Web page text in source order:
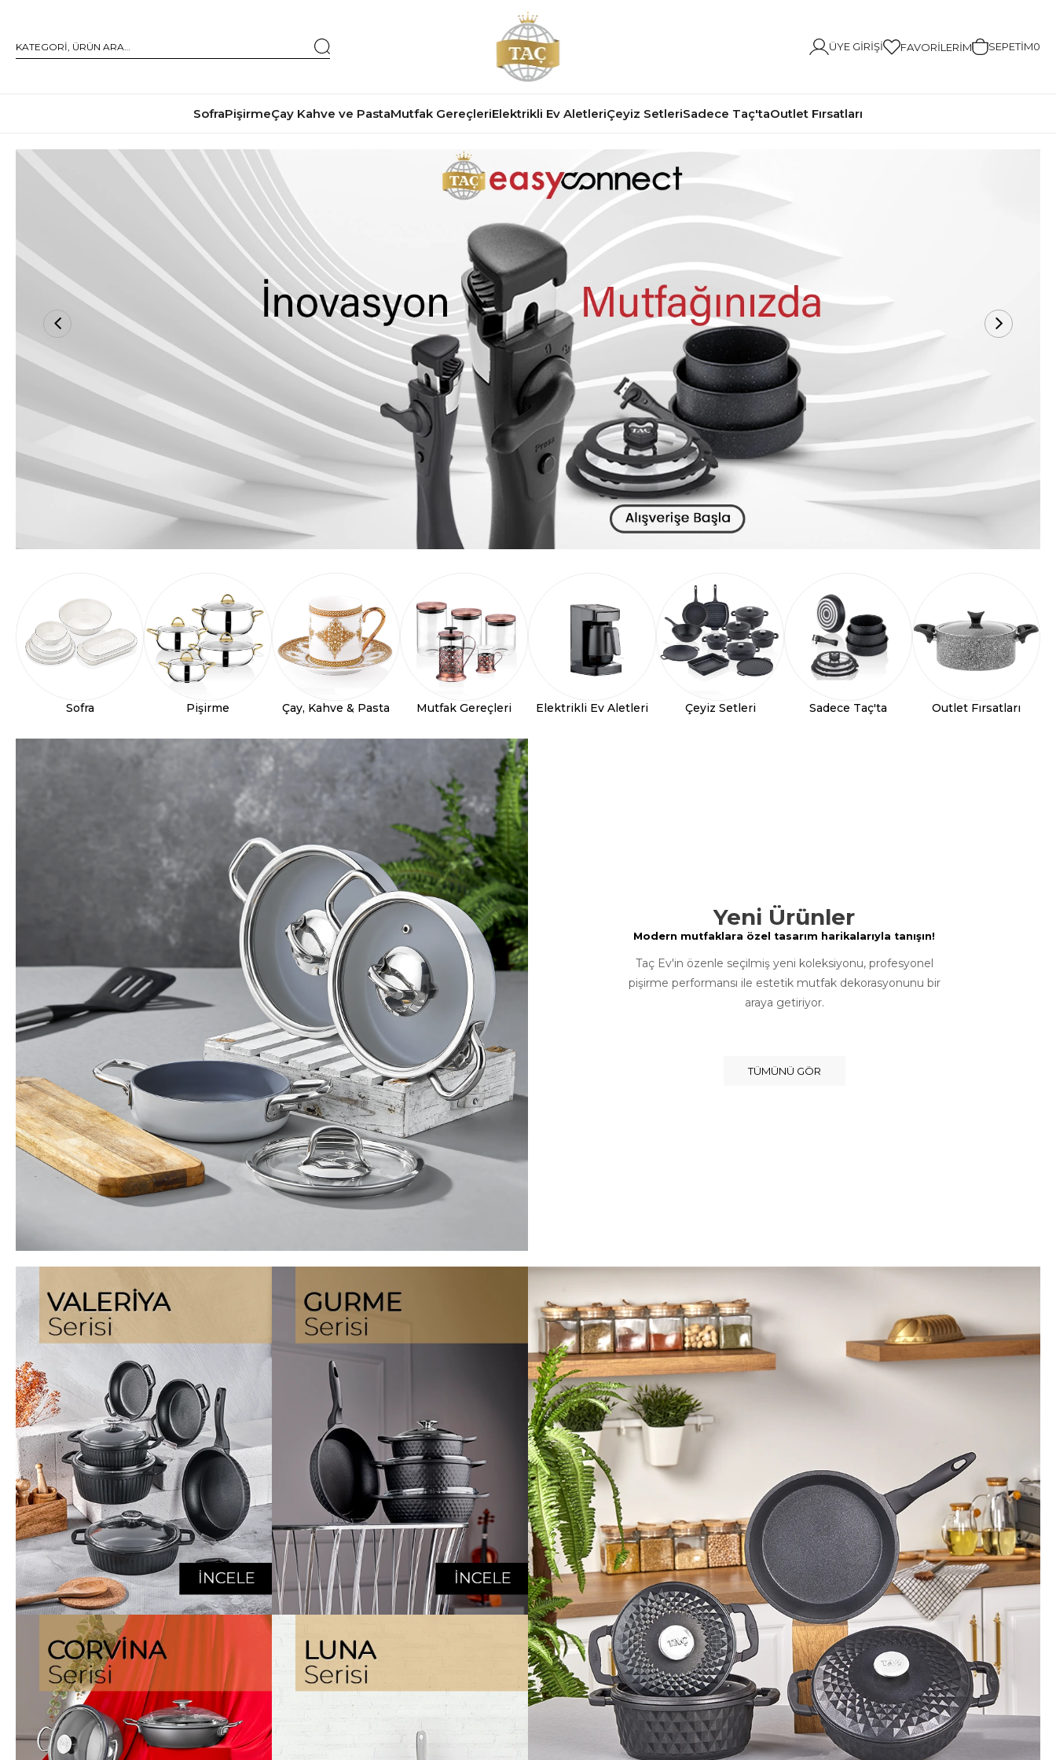
ÜYE GIRIŞI FAVORILERIM SEPETIM0
SofraPişirmeÇay Kahve ve PastaMutfak GereçleriElektrikli Ev AletleriÇeyiz SetleriSadece Taç'taOutlet Fırsatları
Sofra Pişirme Çay, Kahve & Pasta Mutfak Gereçleri Elektrikli Ev Aletleri Çeyiz Setleri Sadece Taç'ta Outlet Fırsatları
Yeni Ürünler
Modern mutfaklara özel tasarım harikalarıyla tanışın!
Taç Ev'in özenle seçilmiş yeni koleksiyonu, profesyonel
pişirme performansı ile estetik mutfak dekorasyonunu bir
araya getiriyor.
TÜMÜNÜ GÖR